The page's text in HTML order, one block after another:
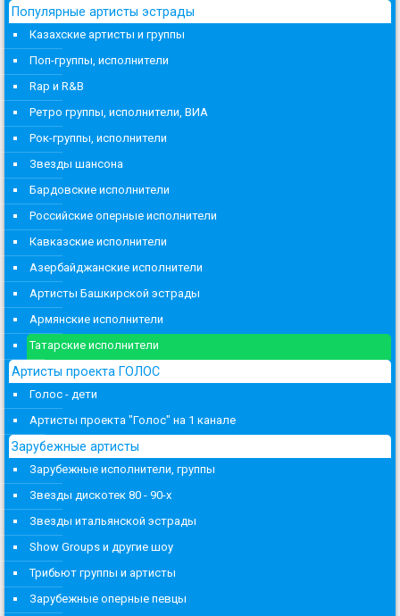
Популярные артисты эстрады
Казахские артисты и группы
Поп-группы, исполнители
Rap и R&B
Ретро группы, исполнители, ВИА
Рок-группы, исполнители
Звезды шансона
Бардовские исполнители
Российские оперные исполнители
Кавказские исполнители
Азербайджанские исполнители
Артисты Башкирской эстрады
Армянские исполнители
Татарские исполнители
Артисты проекта ГОЛОС
Голос - дети
Артисты проекта "Голос" на 1 канале
Зарубежные артисты
Зарубежные исполнители, группы
Звезды дискотек 80 - 90-х
Звезды итальянской эстрады
Show Groups и другие шоу
Трибьют группы и артисты
Зарубежные оперные певцы